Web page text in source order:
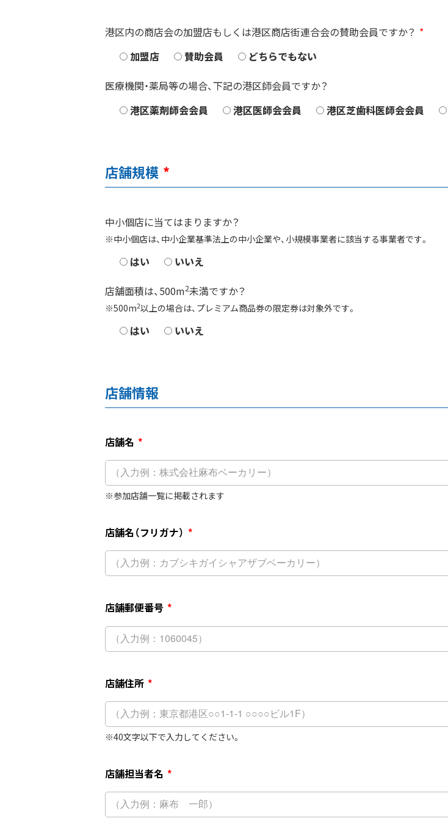
港区内の商店会の加盟店もしくは港区商店街連合会の賛助会員ですか？ *
加盟店
賛助会員
どちらでもない
医療機関・薬局等の場合、下記の港区師会員ですか？
港区薬剤師会会員
港区医師会会員 港区芝歯科医師会会員
店舗規模 *
中小個店に当てはまりますか？
中小個店は、中小企業基準法上の中小企業や、小規模事業者に該当する事業者です。
はい
いいえ
店舗面積は、500m2未満ですか？
500m2以上の場合は、プレミアム商品券の限定券は対象外です。
はい いいえ
店舗情報
店舗名 *
参加店舗一覧に掲載されます
店舗名（フリガナ） *
店舗郵便番号 *
店舗住所 *
40文字以下で入力してください。
店舗担当者名 *